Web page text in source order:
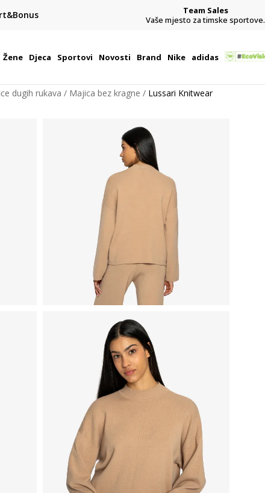
u Hrvatskoj
Team Sales
Vaše mjesto za timske sportove.
Žene Djeca Sportovi Novosti Brand Nike adidas
dugih rukava Majica bez kragne Lussari Knitwear